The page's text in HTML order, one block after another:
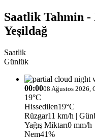
Saatlik Tahmin
Yeşildağ
Saatlik
Günlük
00:0008 Ağustos 2026,
19°C
Hissedilen19°C
Rüzgar11 km/h |
Yağış Miktarı0 mm/h
Nem41%